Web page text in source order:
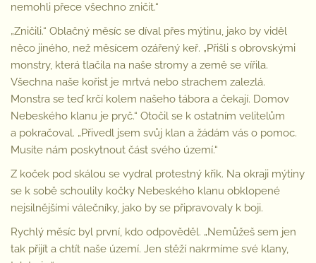
nemohli přece všechno zničit.“
„Zničili.“ Oblačný měsíc se díval přes mýtinu, jako by viděl
něco jiného, než měsícem ozářený keř. „Přišli s obrovskými
monstry, která tlačila na naše stromy a země se vířila.
Všechna naše kořist je mrtvá nebo strachem zalezlá.
Monstra se teď krčí kolem našeho tábora a čekají. Domov
Nebeského klanu je pryč.“ Otočil se k ostatním velitelům
a pokračoval. „Přivedl jsem svůj klan a žádám vás o pomoc.
Musíte nám poskytnout část svého území.“
Z koček pod skálou se vydral protestný křik. Na okraji mýtiny
se k sobě schoulily kočky Nebeského klanu obklopené
nejsilnějšími válečníky, jako by se připravovaly k boji.
Rychlý měsíc byl první, kdo odpověděl. „Nemůžeš sem jen
tak přijít a chtít naše území. Jen stěží nakrmíme své klany,